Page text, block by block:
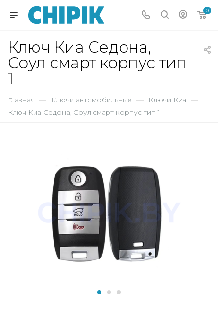
0
Ключ Киа Седона,
Соул смарт корпус тип
1
Главная — Ключи автомобильные — Ключи Киа —
Ключ Киа Седона, Соул смарт корпус тип 1